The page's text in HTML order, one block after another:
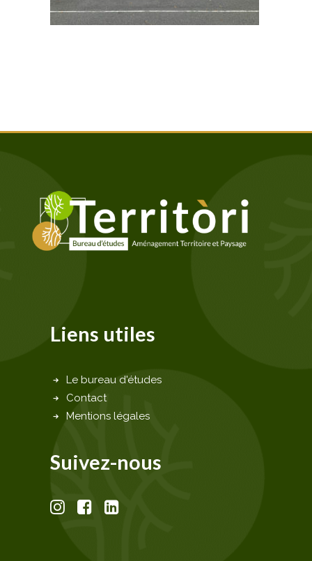
Liens utiles
Le bureau d'études
Contact
Mentions légales
Suivez-nous